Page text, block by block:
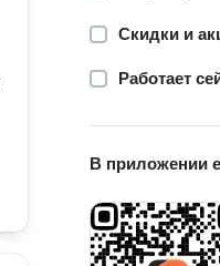
Скидки и
Работает
В приложении